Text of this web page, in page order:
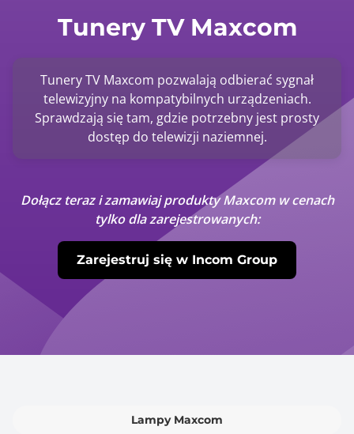
Tunery TV Maxcom
Tunery TV Maxcom pozwalają odbierać sygnał
telewizyjny na kompatybilnych urządzeniach.
Sprawdzają się tam, gdzie potrzebny jest prosty
dostęp do telewizji naziemnej.
Dołącz teraz i zamawiaj produkty Maxcom w cenach
tylko dla zarejestrowanych:
Zarejestruj się w Incom Group
Lampy Maxcom